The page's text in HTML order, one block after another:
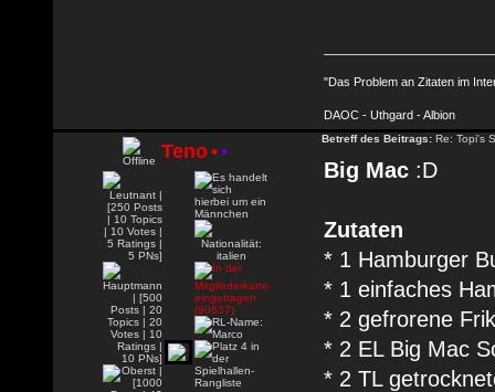
"Das Problem an Zitaten im
DAOC - Uthgard - Albion
Teno••
Betreff des Beitrags: Re: Topi's
Big Mac :D
Zutaten
* 1 Hamburger
* 1 einfaches
* 2 gefrorene
* 2 EL Big Mac
* 2 TL